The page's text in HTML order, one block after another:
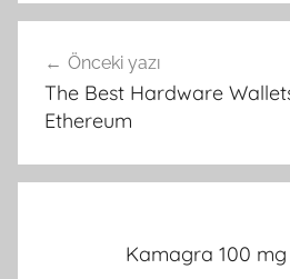
gezinmesi
Önceki yazı
The Best Hardware
Ethereum
Kamagra 100 mg